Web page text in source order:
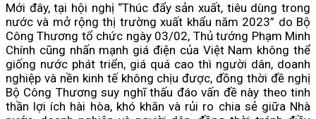
Mới đây, tại hội nghị “Thúc đẩy sản xuất, tiêu dùng trong
nước và mở rộng thị trường xuất khẩu năm 2023” do Bộ
Công Thương tổ chức ngày 03/02, Thủ tướng Phạm Minh
Chính cũng nhấn mạnh giá điện của Việt Nam không thể
giống nước phát triển, giá quá cao thì người dân, doanh
nghiệp và nền kinh tế không chịu được, đồng thời đề nghị
Bộ Công Thương suy nghĩ thấu đáo vấn đề này theo tinh
thần lợi ích hài hòa, khó khăn và rủi ro chia sẻ giữa Nhà